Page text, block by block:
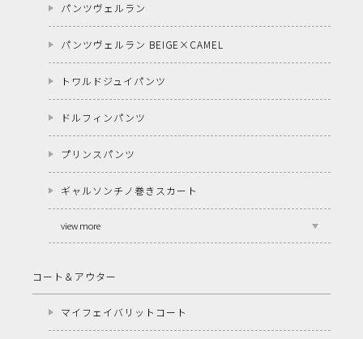
パンツヴェルラン
パンツヴェルラン BEIGE×CAMEL
トワルドジュイパンツ
ドルフィンパンツ
プリンスパンツ
ギャルソンチノ巻きスカート
view more
コート＆アウター
マイフェイバリットコート